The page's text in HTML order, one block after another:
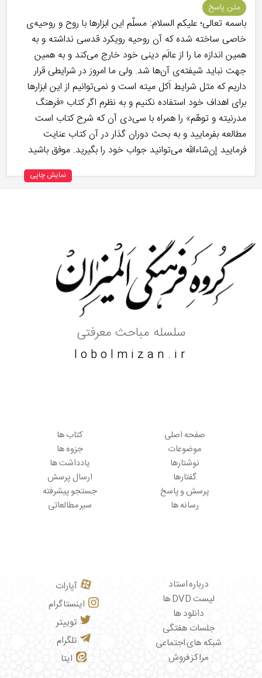
متن پاسخ
باسمه تعالی؛ علیکم السلام: مسلّم این ابزارها با روح و روحیه‌ی
خاصی ساخته شده که آن روحیه رویکرد قدسی نداشته و به
همین اندازه ما را از عالَم دینی خود خارج می‌کند و به همین
جهت نباید شیفته‌ی آن‌ها شد. ولی ما امروز در شرایطی قرار
داریم که مثل شرایط اَکل میته است و نمی‌توانیم از این ابزارها
برای اهداف خود استفاده نکنیم و به نظرم اگر کتاب «فرهنگ
مدرنیته و توهّم» را همراه با سی‌دی آن که شرح کتاب است
مطالعه بفرمایید و به بحث دوران گذار در آن کتاب عنایت
فرمایید إن‌شاءالله می‌توانید جواب خود را بگیرید. موفق باشید
نمایش چاپی
سلسله مباحث معرفتی
lobolmizan.ir
صفحه اصلی
موضوعات
نوشتارها
گفتارها
پرسش و پاسخ
رسانه ها
کتاب ها
جزوه ها
یادداشت ها
ارسال پرسش
جستجو پیشرفته
سیر مطالعاتی
درباره استاد
لیست DVD ها
دانلود ها
جلسات هفتگی
شبکه های اجتماعی
مراکز فروش
آپارات
اینستاگرام
توییتر
تلگرام
ایتا